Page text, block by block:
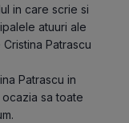
in care scrie si
atuuri ale
Patrascu
Patrascu in
sa toate